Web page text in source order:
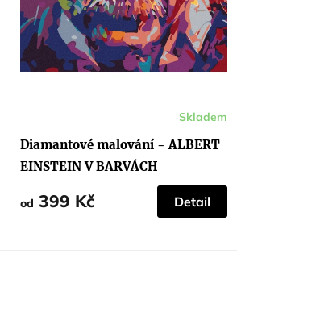
Diamantové malování - ALBERT
EINSTEIN V BARVÁCH
Skladem
od 399 Kč Detail